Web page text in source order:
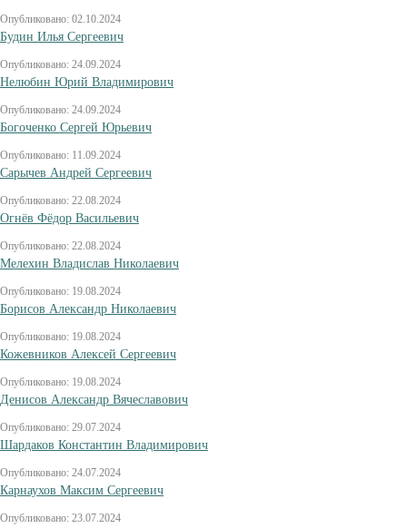
Опубликовано: 02.10.2024
Будин Илья Сергеевич
Опубликовано: 24.09.2024
Нелюбин Юрий Владимирович
Опубликовано: 24.09.2024
Богоченко Сергей Юрьевич
Опубликовано: 11.09.2024
Сарычев Андрей Сергеевич
Опубликовано: 22.08.2024
Огнёв Фёдор Васильевич
Опубликовано: 22.08.2024
Мелехин Владислав Николаевич
Опубликовано: 19.08.2024
Борисов Александр Николаевич
Опубликовано: 19.08.2024
Кожевников Алексей Сергеевич
Опубликовано: 19.08.2024
Денисов Александр Вячеславович
Опубликовано: 29.07.2024
Шардаков Константин Владимирович
Опубликовано: 24.07.2024
Карнаухов Максим Сергеевич
Опубликовано: 23.07.2024